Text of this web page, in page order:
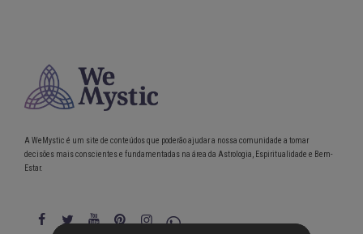
A WeMystic é um site de conteúdos que poderão ajudar a nossa comunidade a tomar
decisões mais conscientes e fundamentadas na área da Astrologia, Espiritualidade e Bem-
Estar.